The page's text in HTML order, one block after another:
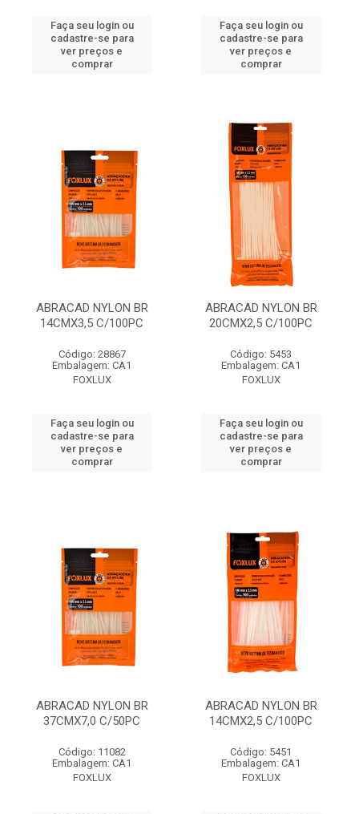
Faça seu login ou
cadastre-se para
ver preços e
comprar
Faça seu login ou
cadastre-se para
ver preços e
comprar
ABRACAD NYLON BR
14CMX3,5 C/100PC
Código: 28867
Embalagem: CA1
FOXLUX
Faça seu login ou
cadastre-se para
ver preços e
comprar
ABRACAD NYLON BR
20CMX2,5 C/100PC
Código: 5453
Embalagem: CA1
FOXLUX
Faça seu login ou
cadastre-se para
ver preços e
comprar
ABRACAD NYLON BR
37CMX7,0 C/50PC
Código: 11082
Embalagem: CA1
FOXLUX
ABRACAD NYLON BR
14CMX2,5 C/100PC
Código: 5451
Embalagem: CA1
FOXLUX